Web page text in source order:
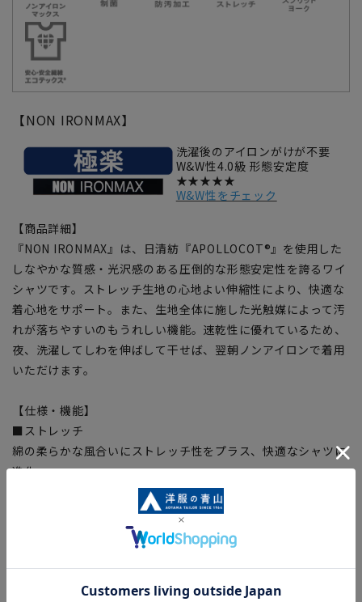
【NON IRONMAX】
洗濯後のアイロンがけが不要
W&W性4.0級 形態安定度
★★★★★
W&W性をチェック
【商品詳細】
『NON IRONMAX』は、日清紡『APOLLOCOT®』を使用した
しなやかな質感・光沢感のある圧倒的な形態安定性を誇るワイ
シャツです。ストレッチ生地の心地よい伸縮性により、快適な
着心地をサポート。また、生地全体に施した光触媒によって汚
れが落ちやすいのもうれしい機能。速乾性に優れているため、
夜、洗濯してしわを伸ばして干せば、翌朝ノンアイロンで着用
いただけます。
【仕様・機能】
■ストレッチ
綿の柔らかな風合いにストレッチ性をプラス、快適なシャツに
進化。
銀イオンの力で細菌の増殖を抑え、生乾き時のニオイを抑制。
生地全体に施した光触媒による汚れ軽減。着用後の洗濯におい
て、皮脂などの油汚れが落ちやすく、残った汚れ成分も天日干
しなどにより分解されます。